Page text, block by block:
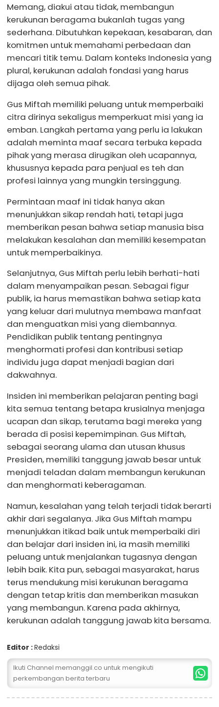
Memang, diakui atau tidak, membangun
kerukunan beragama bukanlah tugas yang
sederhana. Dibutuhkan kepekaan, kesabaran, dan
komitmen untuk memahami perbedaan dan
mencari titik temu. Dalam konteks Indonesia yang
plural, kerukunan adalah fondasi yang harus
dijaga oleh semua pihak.
Gus Miftah memiliki peluang untuk memperbaiki
citra dirinya sekaligus memperkuat misi yang ia
emban. Langkah pertama yang perlu ia lakukan
adalah meminta maaf secara terbuka kepada
pihak yang merasa dirugikan oleh ucapannya,
khususnya kepada para penjual es teh dan
profesi lainnya yang mungkin tersinggung.
Permintaan maaf ini tidak hanya akan
menunjukkan sikap rendah hati, tetapi juga
memberikan pesan bahwa setiap manusia bisa
melakukan kesalahan dan memiliki kesempatan
untuk memperbaikinya.
Selanjutnya, Gus Miftah perlu lebih berhati-hati
dalam menyampaikan pesan. Sebagai figur
publik, ia harus memastikan bahwa setiap kata
yang keluar dari mulutnya membawa manfaat
dan menguatkan misi yang diembannya.
Pendidikan publik tentang pentingnya
menghormati profesi dan kontribusi setiap
individu juga dapat menjadi bagian dari
dakwahnya.
Insiden ini memberikan pelajaran penting bagi
kita semua tentang betapa krusialnya menjaga
ucapan dan sikap, terutama bagi mereka yang
berada di posisi kepemimpinan. Gus Miftah,
sebagai seorang ulama dan utusan khusus
Presiden, memiliki tanggung jawab besar untuk
menjadi teladan dalam membangun kerukunan
dan menghormati keberagaman.
Namun, kesalahan yang telah terjadi tidak berarti
akhir dari segalanya. Jika Gus Miftah mampu
menunjukkan itikad baik untuk memperbaiki diri
dan belajar dari insiden ini, ia masih memiliki
peluang untuk menjalankan tugasnya dengan
lebih baik. Kita pun, sebagai masyarakat, harus
terus mendukung misi kerukunan beragama
dengan tetap kritis dan memberikan masukan
yang membangun. Karena pada akhirnya,
kerukunan adalah tanggung jawab kita bersama.
Editor :Redaksi
Ikuti Channel memanggil.co untuk mengikuti
perkembangan berita terbaru